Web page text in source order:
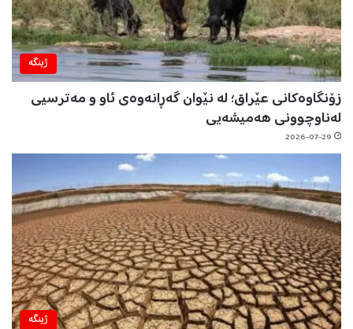
ژینگه‌
زۆنگاوەکانی عێراق؛ لە نێوان گەڕانەوەی ئاو و مەترسیی
لەناوچوونی هەمیشەیی
2026-07-29
ژینگه‌